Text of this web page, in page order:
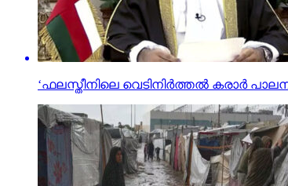
‘ഫലസ്തീനിലെ വെടിനിർത്തൽ കരാർ